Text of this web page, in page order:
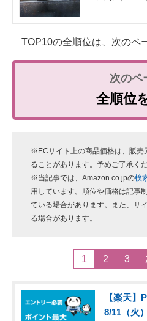
TOP10の全順位は、次のペ
全順位
※ECサイト上の商品価格は、販売
ることがあります。予めご了承くだ
※当記事では、Amazon.co.jpの検
用しています。順位や価格は記事
ている場合があります。また、サ
る場合があります。
1 2 3
【楽天
8/11（火